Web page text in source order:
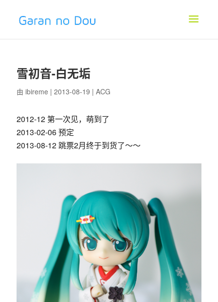
雪初音-白无垢
由 ibireme | 2013-08-19 | ACG
2012-12 第一次见，萌到了
2013-02-06 预定
2013-08-12 跳票2月终于到货了～～